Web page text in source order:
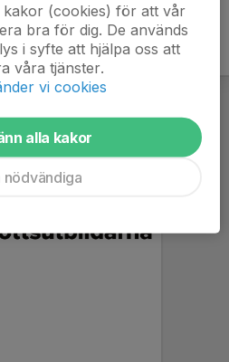
kakor (cookies) för att vår
bra för dig. De används
i syfte att hjälpa oss att
våra tjänster.
vi cookies
alla kakor
nödvändiga